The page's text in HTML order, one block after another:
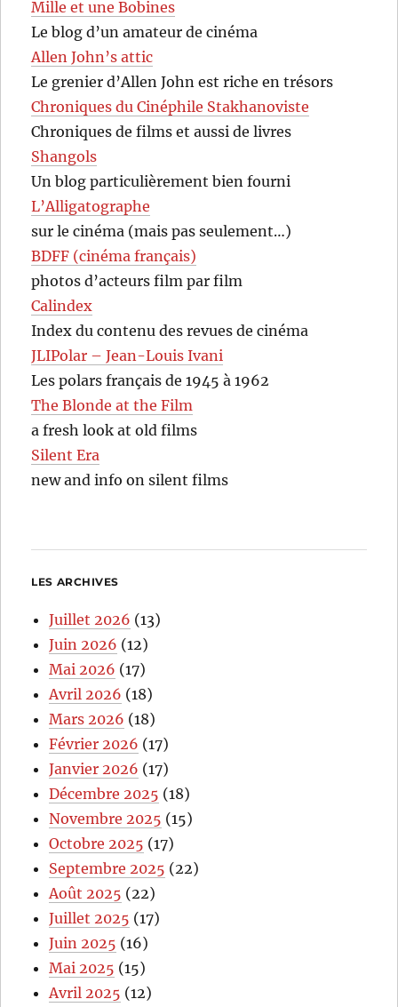
Mille et une Bobines
Le blog d’un amateur de cinéma
Allen John’s attic
Le grenier d’Allen John est riche en trésors
Chroniques du Cinéphile Stakhanoviste
Chroniques de films et aussi de livres
Shangols
Un blog particulièrement bien fourni
L’Alligatographe
sur le cinéma (mais pas seulement…)
BDFF (cinéma français)
photos d’acteurs film par film
Calindex
Index du contenu des revues de cinéma
JLIPolar – Jean-Louis Ivani
Les polars français de 1945 à 1962
The Blonde at the Film
a fresh look at old films
Silent Era
new and info on silent films
LES ARCHIVES
Juillet 2026 (13)
Juin 2026 (12)
Mai 2026 (17)
Avril 2026 (18)
Mars 2026 (18)
Février 2026 (17)
Janvier 2026 (17)
Décembre 2025 (18)
Novembre 2025 (15)
Octobre 2025 (17)
Septembre 2025 (22)
Août 2025 (22)
Juillet 2025 (17)
Juin 2025 (16)
Mai 2025 (15)
Avril 2025 (12)